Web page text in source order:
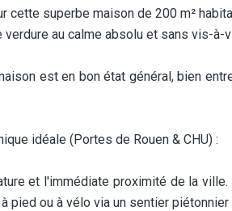
cette superbe maison de 200 m²
verdure au calme absolu et sans vis-à-
est en bon état général, bien
idéale (Portes de Rouen & CHU) :
et l'immédiate proximité de la
pied ou à vélo via un sentier